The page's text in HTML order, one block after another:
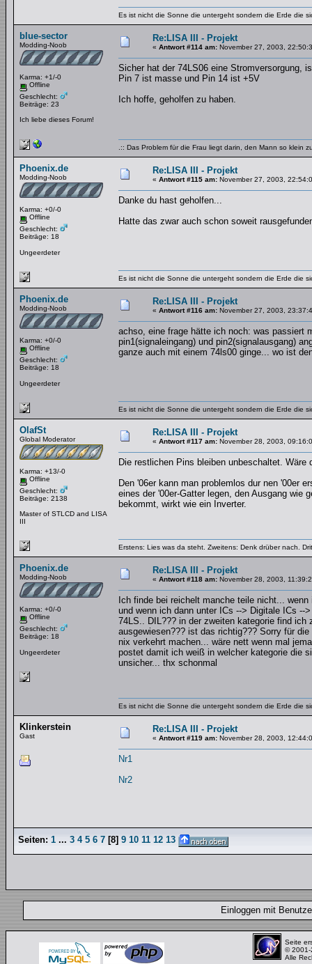
Es ist nicht die Sonne die untergeht sondern die Erde die
blue-sector
Modding-Noob
Karma: +1/-0
Offline
Geschlecht:
Beiträge: 23
Ich liebe dieses Forum!
Re:LISA III - Projekt
« Antwort #114 am: November 27, 2003,
Sicher hat der 74LS06 eine Stromversorgung,
Pin 7 ist masse und Pin 14 ist +5V
Ich hoffe, geholfen zu haben.
.:: Das Problem für die Frau liegt darin, den Mann so klein
Phoenix.de
Modding-Noob
Karma: +0/-0
Offline
Geschlecht:
Beiträge: 18
Ungeerdeter
Re:LISA III - Projekt
« Antwort #115 am: November 27, 2003,
Danke du hast geholfen...
Hatte das zwar auch schon soweit
Es ist nicht die Sonne die untergeht sondern die Erde die
Phoenix.de
Modding-Noob
Karma: +0/-0
Offline
Geschlecht:
Beiträge: 18
Ungeerdeter
Re:LISA III - Projekt
« Antwort #116 am: November 27, 2003,
achso, eine frage hätte ich noch: was passiert
pin1(signaleingang) und pin2(signalausgang)
ganze auch mit einem 74ls00 ginge... wo ist
Es ist nicht die Sonne die untergeht sondern die Erde die
OlafSt
Global Moderator
Karma: +13/-0
Offline
Geschlecht:
Beiträge: 2138
Master of STLCD and LISA
III
Re:LISA III - Projekt
« Antwort #117 am: November 28, 2003,
Die restlichen Pins bleiben unbeschaltet.
Den '06er kann man problemlos dur nen '00er
eines der '00er-Gatter legen, den Ausgang wie
bekommt, wirkt wie ein Inverter.
Erstens: Lies was da steht. Zweitens: Denk drüber nach.
Phoenix.de
Modding-Noob
Karma: +0/-0
Offline
Geschlecht:
Beiträge: 18
Ungeerdeter
Re:LISA III - Projekt
« Antwort #118 am: November 28, 2003,
Ich finde bei reichelt manche teile nicht...
und wenn ich dann unter ICs --> Digitale ICs
74LS.. DIL??? in der zweiten kategorie find
ausgewiesen??? ist das richtig??? Sorry für
nix verkehrt machen... wäre nett wenn mal
postet damit ich weiß in welcher kategorie die
unsicher... thx schonmal
Es ist nicht die Sonne die untergeht sondern die Erde die
Klinkerstein
Gast
Re:LISA III - Projekt
« Antwort #119 am: November 28, 2003,
Nr1
Nr2
Seiten: 1 ... 3 4 5 6 7 [8] 9 10 11 12 13
Einloggen mit
Seite
© 2001-
Alle